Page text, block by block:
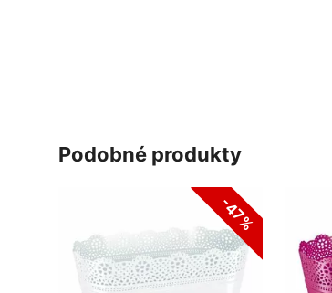
podobné produkty
-47%